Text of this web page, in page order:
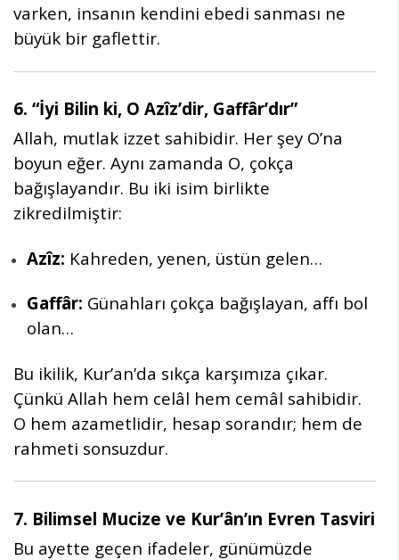
varken, insanın kendini ebedi sanması ne
büyük bir gaflettir.
6. “İyi Bilin ki, O Azîz’dir, Gaffâr’dır”
Allah, mutlak izzet sahibidir. Her şey O’na
boyun eğer. Aynı zamanda O, çokça
bağışlayandır. Bu iki isim birlikte
zikredilmiştir:
Azîz: Kahreden, yenen, üstün gelen…
Gaffâr: Günahları çokça bağışlayan, affı bol
olan…
Bu ikilik, Kur’an’da sıkça karşımıza çıkar.
Çünkü Allah hem celâl hem cemâl sahibidir.
O hem azametlidir, hesap sorandır; hem de
rahmeti sonsuzdur.
7. Bilimsel Mucize ve Kur’ân’ın Evren Tasviri
Bu ayette geçen ifadeler, günümüzde